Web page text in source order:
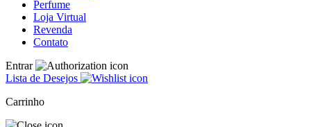
Perfume
Loja Virtual
Revenda
Contato
Entrar
Lista de Desejos
Carrinho